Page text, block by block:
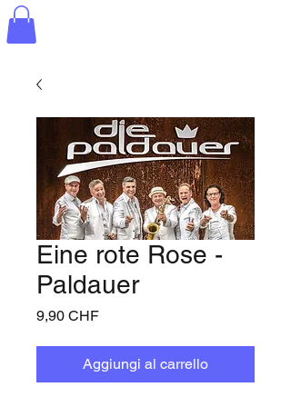
Eine rote Rose -
Paldauer
9,90 CHFPrezzo
Aggiungi al carrello